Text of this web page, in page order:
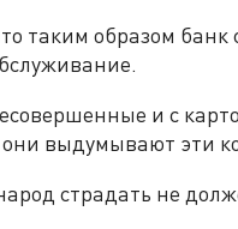
таким образом
и с
выдумывают эти
страдать не